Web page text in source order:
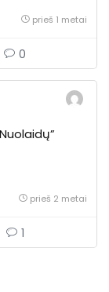
prieš 1 metai
0
prieš 2 metai
1